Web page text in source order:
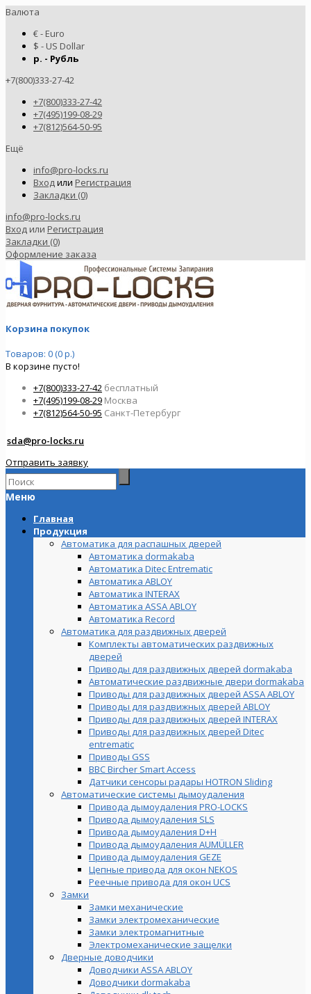
Валюта
€ - Euro
$ - US Dollar
р. - Рубль
+7(800)333-27-42
+7(800)333-27-42
+7(495)199-08-29
+7(812)564-50-95
Ещё
info@pro-locks.ru
Входили Регистрация
Закладки (0)
info@pro-locks.ru
Вход или Регистрация
Закладки (0)
Оформление заказа
Корзина покупок
Товаров: 0 (0 р.)
В корзине пусто!
+7(800)333-27-42 бесплатный
+7(495)199-08-29 Москва
+7(812)564-50-95 Санкт-Петербург
sda@pro-locks.ru
Отправить заявку
Меню
Главная
Продукция
Автоматика для распашных дверей
Автоматика dormakaba
Автоматика Ditec Entrematic
Автоматика ABLOY
Автоматика INTERAX
Автоматика ASSA ABLOY
Автоматика Record
Автоматика для раздвижных дверей
Комплекты автоматических раздвижных
дверей
Приводы для раздвижных дверей dormakaba
Автоматические раздвижные двери dormakaba
Приводы для раздвижных дверей ASSA ABLOY
Приводы для раздвижных дверей ABLOY
Приводы для раздвижных дверей INTERAX
Приводы для раздвижных дверей Ditec
entrematic
Приводы GSS
BBC Bircher Smart Access
Датчики сенсоры радары HOTRON Sliding
Автоматические системы дымоудаления
Привода дымоудаления PRO-LOCKS
Привода дымоудаления SLS
Привода дымоудаления D+H
Привода дымоудаления AUMÜLLER
Привода дымоудаления GEZE
Цепные привода для окон NEKOS
Реечные привода для окон UСS
Замки
Замки механические
Замки электромеханические
Замки электромагнитные
Электромеханические защелки
Дверные доводчики
Доводчики ASSA ABLOY
Доводчики dormakaba